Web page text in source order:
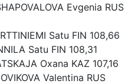
Evgenia RUS
Satu FIN 108,66
Satu FIN 108,31
Oxana KAZ 107,16
Valentina RUS